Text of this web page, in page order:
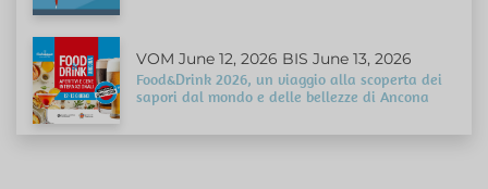
VOM June 12, 2026 BIS June 13, 2026
Food&Drink 2026, un viaggio alla scoperta dei
sapori dal mondo e delle bellezze di Ancona